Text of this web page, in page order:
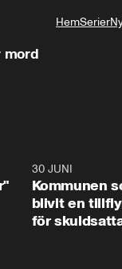
HemSerier
mord
30 JUNI
Kommunen
blivit en
för